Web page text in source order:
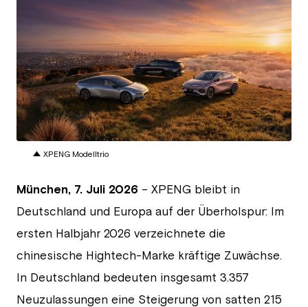
JPG
XPENG Modelltrio
München, 7. Juli 2026 – XPENG bleibt in
Deutschland und Europa auf der Überholspur: Im
ersten Halbjahr 2026 verzeichnete die
chinesische Hightech-Marke kräftige Zuwächse.
In Deutschland bedeuten insgesamt 3.357
Neuzulassungen eine Steigerung von satten 215